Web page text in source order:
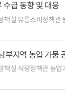
수급 동향 및 대응
책실 유통소비정책관
부지역 농업 가뭄
책실 식량정책관 농업